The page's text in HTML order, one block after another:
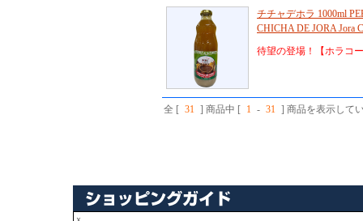
チチャデホラ 1000ml
CHICHA DE JORA Jora
待望の登場！【ホラコ
全 [ 31 ] 商品中 [ 1 - 31 ] 商品を表示して